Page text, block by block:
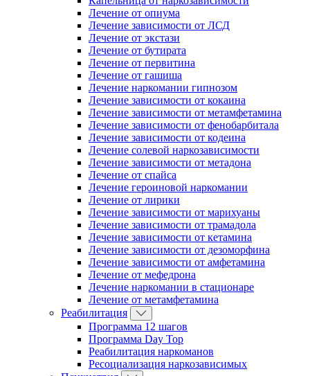
Лечение от опиума
Лечение зависимости от ЛСД
Лечение от экстази
Лечение от бутирата
Лечение от первитина
Лечение от гашиша
Лечение наркомании гипнозом
Лечение зависимости от кокаина
Лечение зависимости от метамфетамина
Лечение зависимости от фенобарбитала
Лечение зависимости от кодеина
Лечение солевой наркозависимости
Лечение зависимости от метадона
Лечение от спайса
Лечение героиновой наркомании
Лечение от лирики
Лечение зависимости от марихуаны
Лечение зависимости от трамадола
Лечение зависимости от кетамина
Лечение зависимости от дезоморфина
Лечение зависимости от амфетамина
Лечение от мефедрона
Лечение наркомании в стационаре
Лечение от метамфетамина
Реабилитация
Программа 12 шагов
Программа Day Top
Реабилитация наркоманов
Ресоциализация наркозависимых